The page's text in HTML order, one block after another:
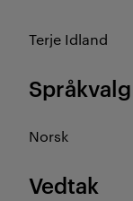
Terje Idland
Språkvalg
Norsk
Vedtak